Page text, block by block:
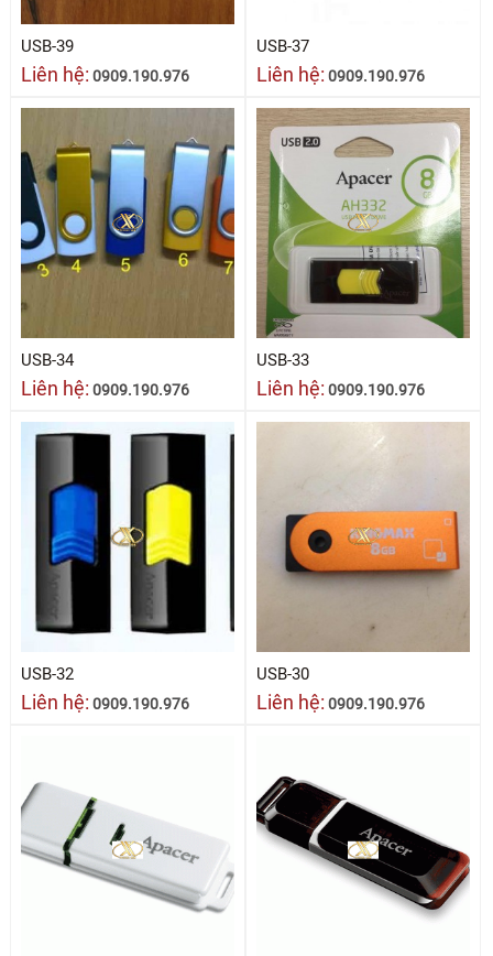
USB-39
Liên hệ: 0909.190.976
USB-37
Liên hệ: 0909.190.976
USB-34
Liên hệ: 0909.190.976
USB-33
Liên hệ: 0909.190.976
USB-32
Liên hệ: 0909.190.976
USB-30
Liên hệ: 0909.190.976